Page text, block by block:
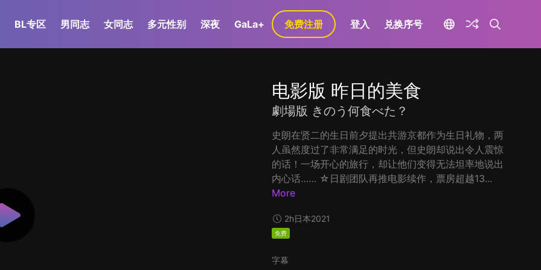
BL专区 男同志 女同志 多元性别 深夜 GaLa+ 免费注册 登入 兑换序号
电影版 昨日的美食
劇場版 きのう何食べた？
史朗在贤二的生日前夕提出共游京都作为生日礼物，两
人虽然度过了非常满足的时光，但史朗却说出令人震惊
的话！一场开心的旅行，却让他们变得无法坦率地说出
内心话…… ☆日剧团队再推电影续作，票房超越13...
More
2h日本2021
免费
字幕